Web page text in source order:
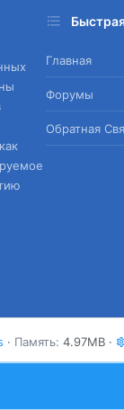
Главная
Форумы
Обратная
Память 4.97MB